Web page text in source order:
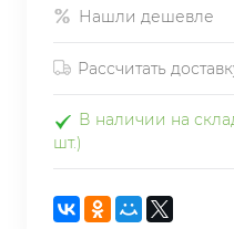
Нашли дешевле
Рассчитать
В наличии на
шт.)